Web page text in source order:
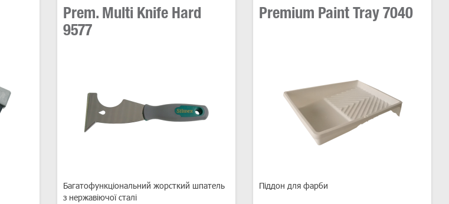
Prem. Multi Knife Hard
9577
Багатофункціональний жорсткий шпатель
з нержавіючої сталі
Premium Paint Tray 7040
Піддон для фарби